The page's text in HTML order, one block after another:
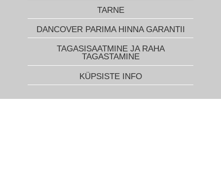
TARNE
DANCOVER PARIMA HINNA GARANTII
TAGASISAATMINE JA RAHA
TAGASTAMINE
KÜPSISTE INFO